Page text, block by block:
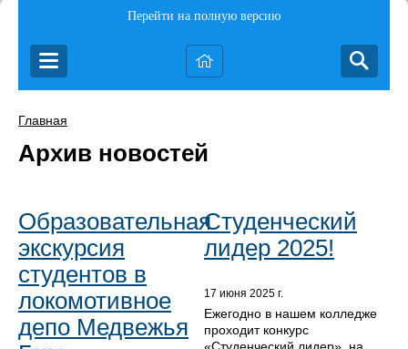
Перейти на полную версию
Главная
Архив новостей
Образовательная
экскурсия
студентов в
локомотивное
депо Медвежья
Студенческий
лидер 2025!
17 июня 2025 г.
Ежегодно в нашем колледже
проходит конкурс